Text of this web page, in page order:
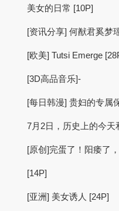
美女的日常 [10P]
[资讯分享] 何猷君奚梦
[欧美] Tutsi Emerge
[3D高品音乐]-
[每日韩漫] 贵妇的专属
7月2日，历史上的今天
[原创]完蛋了！阳痿了
[14P]
[亚洲] 美女诱人 [24P]